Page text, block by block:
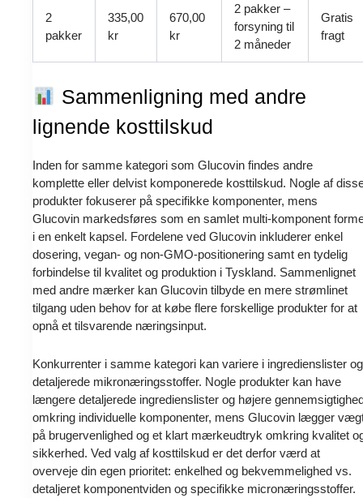
2
pakker
335,00
kr
670,00
kr
2 pakker –
forsyning til
2 måneder
Gratis
fragt
Sammenligning med andre
lignende kosttilskud
Inden for samme kategori som Glucovin findes andre
komplette eller delvist komponerede kosttilskud. Nogle af
produkter fokuserer på specifikke komponenter, mens
Glucovin markedsføres som en samlet multi-komponent
i en enkelt kapsel. Fordelene ved Glucovin inkluderer enkel
dosering, vegan- og non-GMO-positionering samt en tydelig
forbindelse til kvalitet og produktion i Tyskland. Sammenlignet
med andre mærker kan Glucovin tilbyde en mere strømlinet
tilgang uden behov for at købe flere forskellige produkter for at
opnå et tilsvarende næringsinput.
Konkurrenter i samme kategori kan variere i ingredienslister og
detaljerede mikronæringsstoffer. Nogle produkter kan have
længere detaljerede ingredienslister og højere
omkring individuelle komponenter, mens Glucovin lægger
på brugervenlighed og et klart mærkeudtryk omkring kvalitet
sikkerhed. Ved valg af kosttilskud er det derfor værd at
overveje din egen prioritet: enkelhed og bekvemmelighed vs.
detaljeret komponentviden og specifikke micronæringsstoffer.